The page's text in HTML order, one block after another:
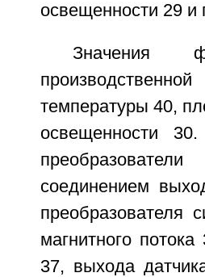
освещенности 29 и
Значения
температуры 40,
освещенности
соединением
преобразователя
магнитного
37, выхода